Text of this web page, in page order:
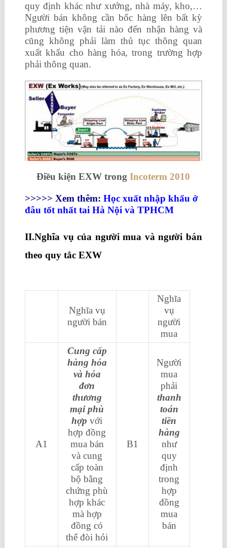
quy định khác như xưởng, nhà máy, kho,…
Người bán không cần bốc hàng lên bất kỳ
phương tiện vận tải nào đến nhận hàng và
cũng không phải làm thủ tục thông quan
xuất khẩu cho hàng hóa, trong trường hợp
phải thông quan.
Điều kiện EXW trongIncoterm 2010
>>>>> Xem thêm: Học xuất nhập khẩu ở
đâu tốt nhất tai Hà Nội và TPHCM
II.Nghĩa vụ của người mua và người bán
theo quy tắc EXW
Nghĩa vụ
người bán
Nghĩa
vụ
người
mua
A1
Cung cấp
hàng hóa
và hóa
đơn
thương
mại phù
hợp với
hợp đồng
mua bán
và cung
cấp toàn
bộ bằng
chứng phù
hợp khác
mà hợp
đồng có
thể đòi hỏi
B1
Người
mua
phải
thanh
toán
tiền
hàng
như
quy
định
trong
hợp
đồng
mua
bán